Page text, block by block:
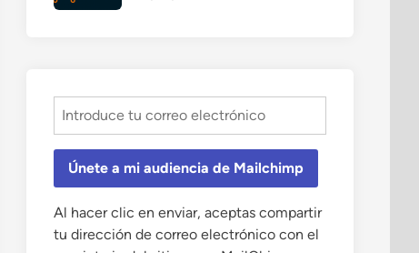
Únete a mi audiencia de Mailchimp
Al hacer clic en enviar, aceptas compartir
tu dirección de correo electrónico con el